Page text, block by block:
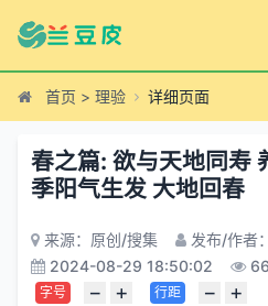
首页 > 理验 详细页面
春之篇: 欲与天地同寿
季阳气生发 大地回春
来源：原创/搜集
发布/作者
2024-08-29 18:50:02
字号 − + 行距 − +